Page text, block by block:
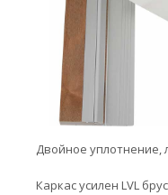
Двойное уплотнение,
Каркас усилен LVL